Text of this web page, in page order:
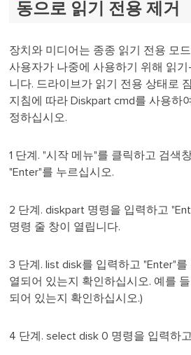
동으로 읽기 전용 제거
장치와 미디어는 종종 읽기 전용 모
사용자가 나중에 사용하기 위해 읽
니다. 드라이브가 읽기 전용 상태로
지침에 따라 Diskpart cmd를 사용하
정하십시오.
1 단계. "시작 메뉴"를 클릭하고 검색
"Enter"를 누르십시오.
2 단계. diskpart 명령을 입력하고
명령 줄 창이 열립니다.
3 단계. list disk를 입력하고 "Enter"
열되어 있는지 확인하십시오. 예를
되어 있는지 확인하십시오.)
4 단계. select disk 0 명령을 입력하